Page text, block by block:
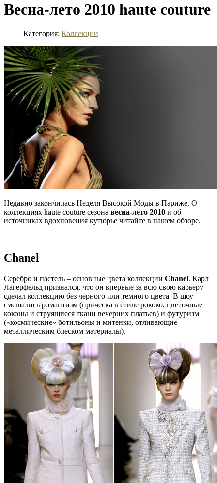
Весна-лето 2010 haute couture
Категория: Коллекции
Недавно закончилась Неделя Высокой Моды в Париже. О
коллекциях haute couture сезона весна-лето 2010 и об
источниках вдохновения кутюрье читайте в нашем обзоре.
Chanel
Серебро и пастель – основные цвета коллекции Chanel. Карл
Лагерфельд признался, что он впервые за всю свою карьеру
сделал коллекцию без черного или темного цвета. В шоу
смешались романтизм (прическа в стиле рококо, цветочные
коконы и струящиеся ткани вечерних платьев) и футуризм
(«космические» ботильоны и митенки, отливающие
металлическим блеском материалы).